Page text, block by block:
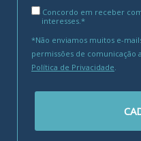
Concordo em receber
interesses.*
*Não enviamos muitos e-
permissões de comunicação
Política de Privacidade.